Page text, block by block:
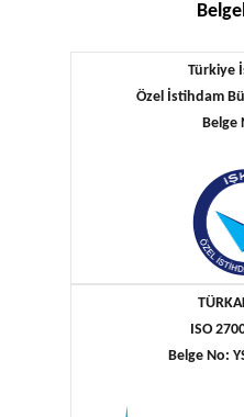
Türkiye
Özel İstihdam
Belge
ISO
Belge No: